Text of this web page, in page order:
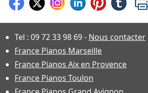
Tel : 09 72 33 98 69- Nous contacter
France Pianos Marseille
France Pianos Aix en Provence
France Pianos Toulon